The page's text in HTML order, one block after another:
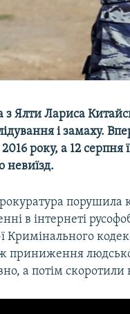
з Ялти Лариса
і замаху.
року, а 12 серпня
невиїзд.
в інтернеті
Кримінального
приниження
а потім скоротили